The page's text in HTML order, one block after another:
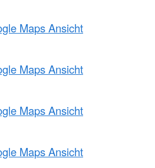
Maps Ansicht
Maps Ansicht
Maps Ansicht
Maps Ansicht